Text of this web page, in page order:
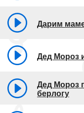
Дарим
Дед Мороз
Дед Мороз
берлогу